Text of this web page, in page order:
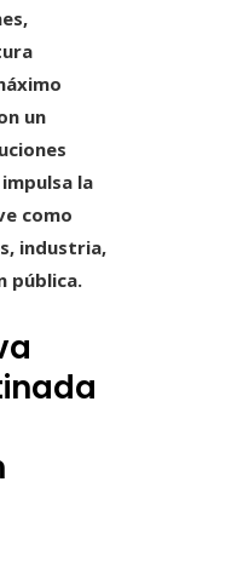
un
la
como
industria,
pública.